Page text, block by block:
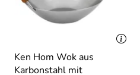
Ken Hom Wok aus
Karbonstahl mit